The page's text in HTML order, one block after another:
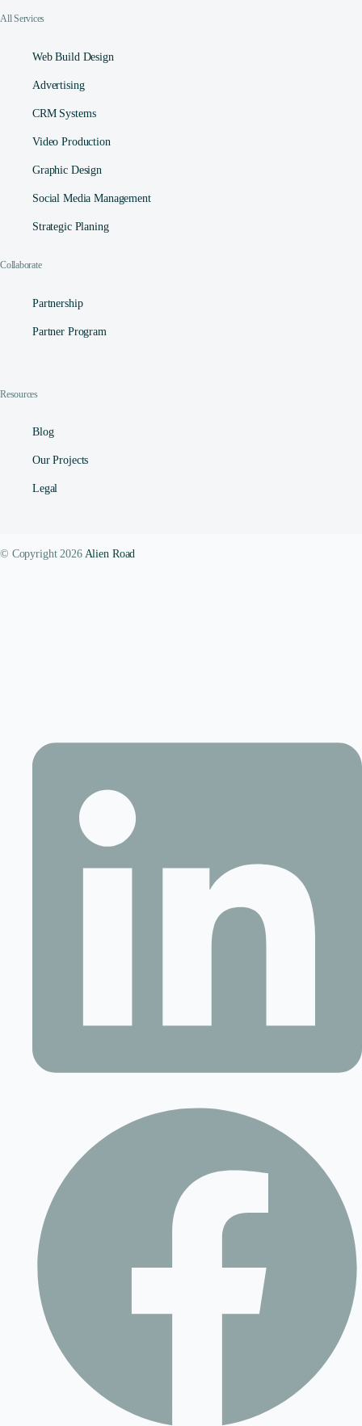
All Services
Web Build Design
Advertising
CRM Systems
Video Production
Graphic Design
Social Media Management​
Strategic Planing
Collaborate
Partnership
Partner Program
Resources
Blog
Our Projects
Legal
© Copyright 2026 Alien Road